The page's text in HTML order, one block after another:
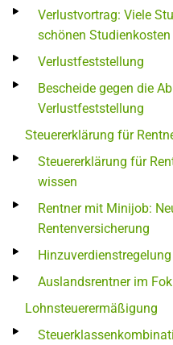
Verlustvortrag: Viele
schönen Studienkosten
Verlustfeststellung
Bescheide gegen die
Verlustfeststellung
Steuererklärung für
Steuererklärung für
wissen
Rentner mit Minijob:
Rentenversicherung
Auslandsrentner im
Lohnsteuerermäßigung